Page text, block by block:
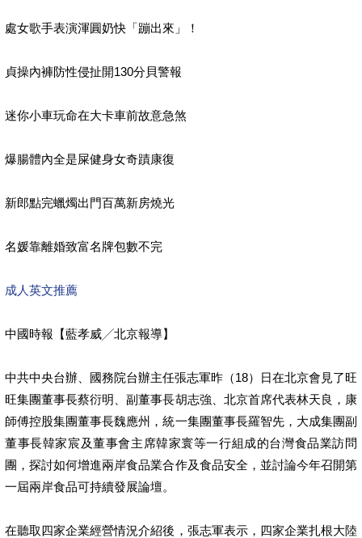
處女歌手表演渾圓奶快「蹦出來」！
貞操內褲防性侵扯開130分貝警報
迷你小車玩命在大卡車前故意急煞
爆腸體內全是屎健身女奇蹟康復
新郎點完蠟燭出門百萬新房燒光
名媛靠離婚致富名牌包數不完
成人英文推薦
中國時報【藍孝威╱北京報導】
中共中央台辦、國務院台辦主任張志軍昨（18）日在北京會見了旺
旺集團董事長蔡衍明、副董事長胡志強、北京首席代表林天良，康
師傅控股集團董事長魏應州，統一集團董事長羅智先，大成集團副
董事長韓家宸及董事會主席韓家寰等一行組成的台灣食品業訪問
團，探討如何增進兩岸食品業合作及食品安全，並討論今年召開第
一屆兩岸食品可持續發展論壇。
在聽取四家企業經營情況介紹後，張志軍表示，四家企業扎根大陸